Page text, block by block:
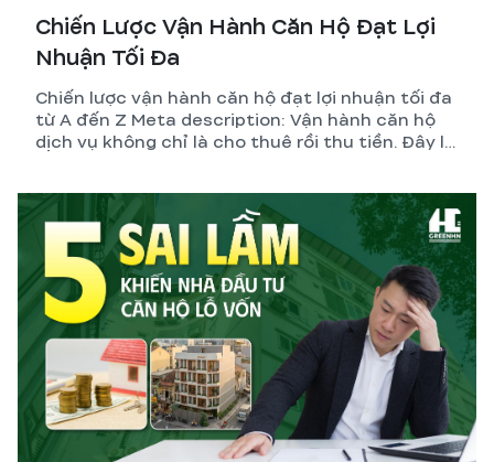
Chiến Lược Vận Hành Căn Hộ Đạt Lợi
Nhuận Tối Đa
Chiến lược vận hành căn hộ đạt lợi nhuận tối đa
từ A đến Z Meta description: Vận hành căn hộ
dịch vụ không chỉ là cho thuê rồi thu tiền. Đây là
giúp chủ đầu tư đạt lợi nhuận bền vững.